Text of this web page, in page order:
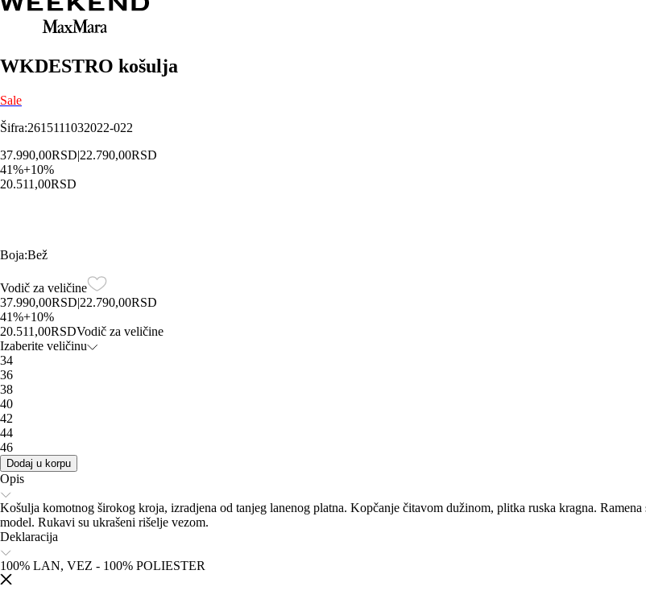
WKDESTRO košulja
Sale
Šifra:2615111032022-022
37.990,00RSD|22.790,00RSD
41%+10%
20.511,00RSD
Boja:Bež
Vodič za veličine
37.990,00RSD|22.790,00RSD
41%+10%
20.511,00RSDVodič za veličine
Izaberite veličinu
34
36
38
40
42
44
46
Dodaj u korpu
Opis
Košulja komotnog širokog kroja, izradjena od tanjeg lanenog platna. Kopčanje čitavom dužinom, plitka ruska kragna.
model. Rukavi su ukrašeni rišelje vezom.
Deklaracija
100% LAN, VEZ - 100% POLIESTER